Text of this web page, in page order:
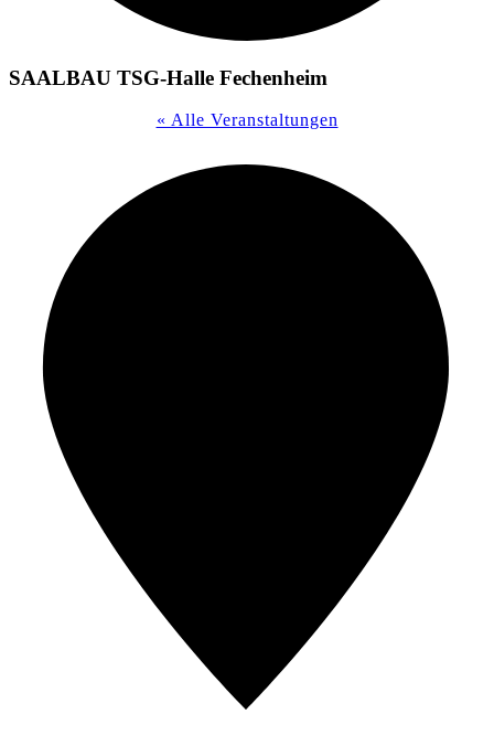
SAALBAU TSG-Halle Fechenheim
« Alle Veranstaltungen